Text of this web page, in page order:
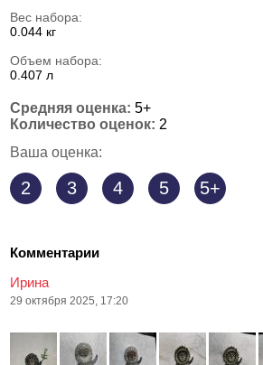
Средняя оценка:5+
Количество оценок: 2
Ваша оценка:
2 3 4 5 5+
Вес набора:
0.044 кг
Объем набора:
0.407 л
Комментарии
Ирина
29 октября 2025, 17:20